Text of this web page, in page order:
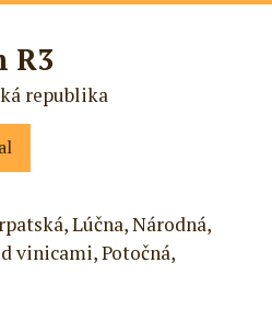
R3
republika
Lúčna, Národná,
vinicami, Potočná,